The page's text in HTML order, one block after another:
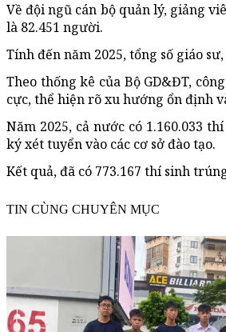
Về đội ngũ cán bộ quản lý, giảng
là 82.451 người.
Tính đến năm 2025, tổng số giáo
Theo thống kê của Bộ GD&ĐT,
cực, thể hiện rõ xu hướng ổn định
Năm 2025, cả nước có 1.160.033
ký xét tuyển vào các cơ sở đào tạo.
Kết quả, đã có 773.167 thí sinh
TIN CÙNG CHUYÊN MỤC